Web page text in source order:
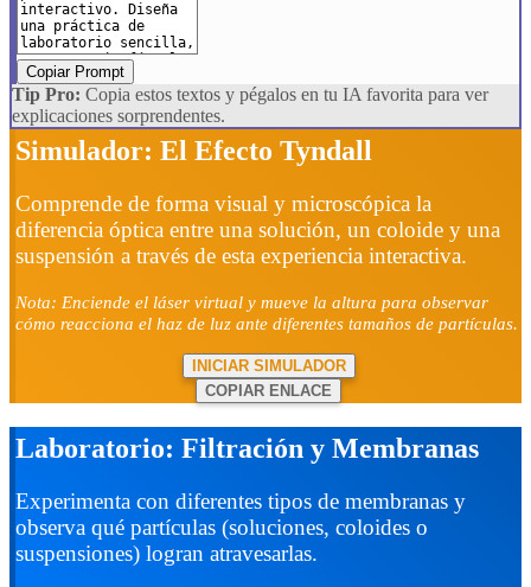
Copiar Prompt
Tip Pro: Copia estos textos y pégalos en tu IA favorita para ver
explicaciones sorprendentes.
Simulador: El Efecto Tyndall
Comprende de forma visual y microscópica la
diferencia óptica entre una solución, un coloide y una
suspensión a través de esta experiencia interactiva.
Nota: Enciende el láser virtual y mueve la altura para observar
cómo reacciona el haz de luz ante diferentes tamaños de partículas.
INICIAR SIMULADOR
COPIAR ENLACE
Laboratorio: Filtración y Membranas
Experimenta con diferentes tipos de membranas y
observa qué partículas (soluciones, coloides o
suspensiones) logran atravesarlas.